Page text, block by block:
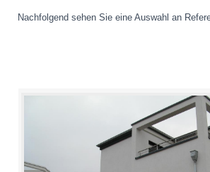
Nachfolgend sehen Sie eine Auswahl an